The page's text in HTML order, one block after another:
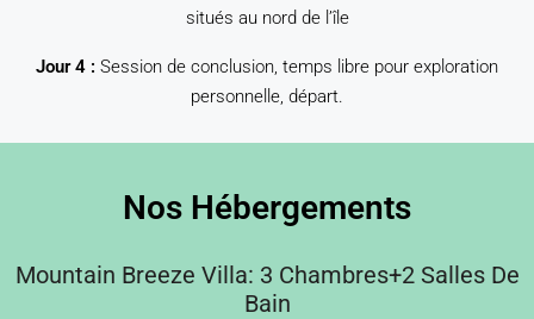
situés au nord de l’île
Jour 4 : Session de conclusion, temps libre pour exploration
personnelle, départ.
Nos Hébergements
Mountain Breeze Villa: 3 Chambres+2 Salles De
Bain